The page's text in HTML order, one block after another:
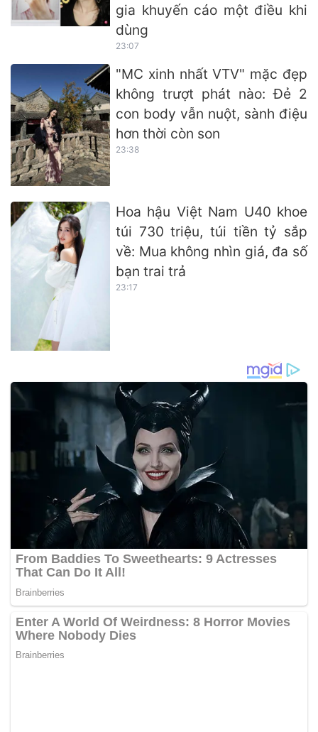
gia khuyến cáo một điều khi
dùng
23:07
"MC xinh nhất VTV" mặc đẹp
không trượt phát nào: Đẻ 2
con body vẫn nuột, sành điệu
hơn thời còn son
23:38
Hoa hậu Việt Nam U40 khoe
túi 730 triệu, túi tiền tỷ sắp
về: Mua không nhìn giá, đa số
bạn trai trả
23:17